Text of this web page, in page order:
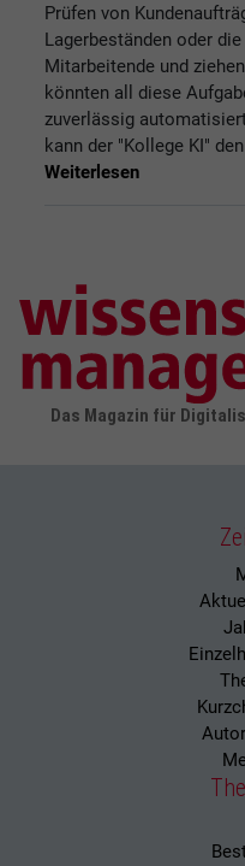
Prüfen von
Lagerbeständen oder
Mitarbeitende und
könnten all diese
zuverlässig
kann der "Kollege KI"
Weiterlesen
Das Magazin für